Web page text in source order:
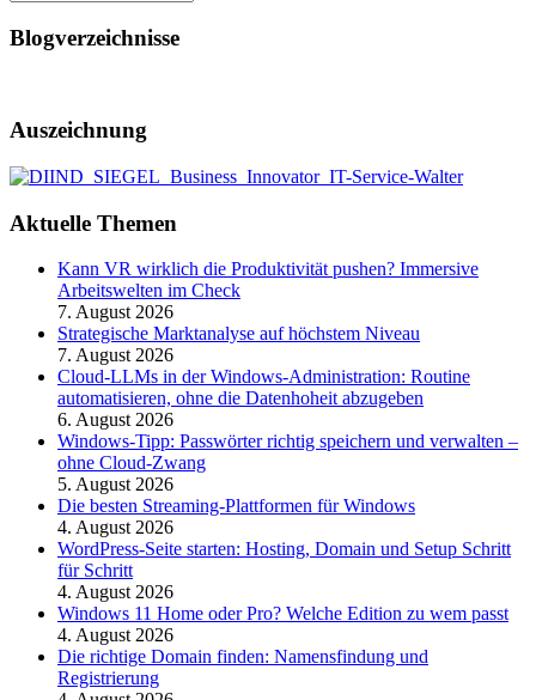
Blogverzeichnisse
Auszeichnung
Aktuelle Themen
Kann VR wirklich die Produktivität pushen? Immersive
Arbeitswelten im Check
7. August 2026
Strategische Marktanalyse auf höchstem Niveau
7. August 2026
Cloud-LLMs in der Windows-Administration: Routine
automatisieren, ohne die Datenhoheit abzugeben
6. August 2026
Windows-Tipp: Passwörter richtig speichern und verwalten –
ohne Cloud-Zwang
5. August 2026
Die besten Streaming-Plattformen für Windows
4. August 2026
WordPress-Seite starten: Hosting, Domain und Setup Schritt
für Schritt
4. August 2026
Windows 11 Home oder Pro? Welche Edition zu wem passt
4. August 2026
Die richtige Domain finden: Namensfindung und
Registrierung